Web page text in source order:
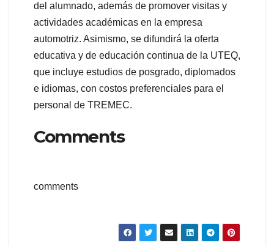
del alumnado, además de promover visitas y
actividades académicas en la empresa
automotriz. Asimismo, se difundirá la oferta
educativa y de educación continua de la UTEQ,
que incluye estudios de posgrado, diplomados
e idiomas, con costos preferenciales para el
personal de TREMEC.
Comments
comments